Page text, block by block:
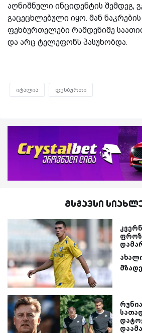
აღნიშნული ინციდენტის შემდეგ,
გაცეცხლებული იყო. მან ნაკრების
ფეხბურთელები რამდენიმე
და არც ტელეფონს პასუხობდა.
იტალია ფეხბურთი
მსგავსი